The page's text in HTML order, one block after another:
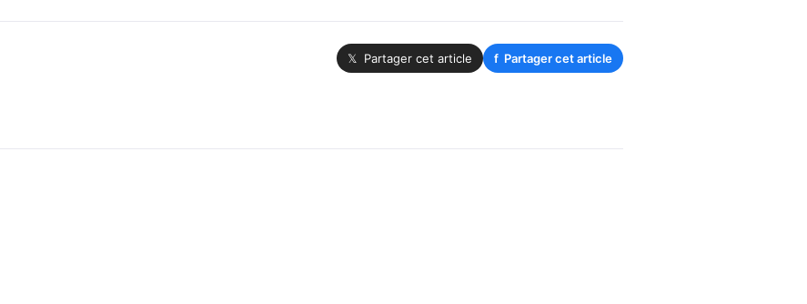
𝕏 Partager cet article f Partager cet article